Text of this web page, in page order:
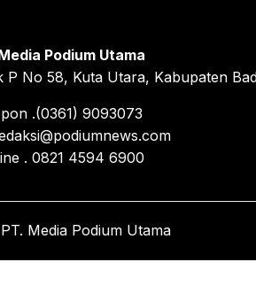
Podium Utama
No 58, Kuta Utara, Kabupaten
.(0361) 9093073
. 0821 4594 6900
Media Podium Utama